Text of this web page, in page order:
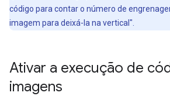
código para contar o número de
imagem para deixá-la na vertical".
Ativar a execução de
imagens